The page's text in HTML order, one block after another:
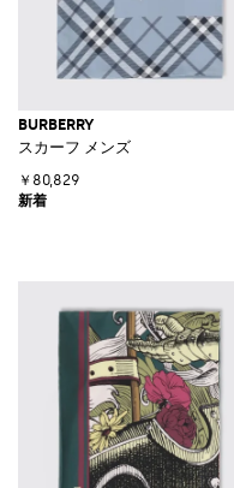
BURBERRY
スカーフ メンズ
￥80,829